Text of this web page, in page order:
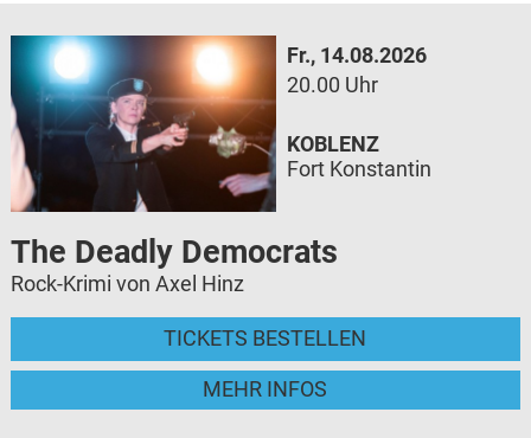
Fr., 14.08.2026
20.00 Uhr
The Deadly Democrats
Rock-Krimi von Axel Hinz
TICKETS BESTELLEN
MEHR INFOS
KOBLENZ
Fort Konstantin